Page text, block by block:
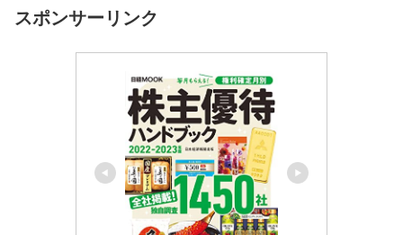
スポンサーリンク